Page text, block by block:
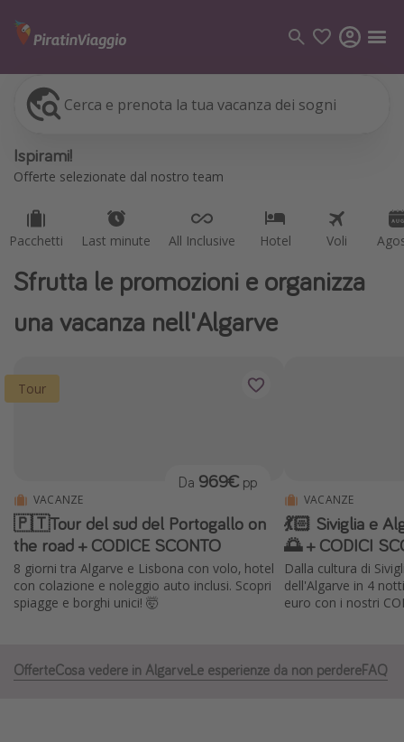
Cerca e prenota la tua vacanza dei sogni
Ispirami!
Offerte selezionate dal nostro team
Pacchetti Last minute All Inclusive Hotel Voli
Pacchetti
Voli
Vacanze
Albania
Tunisia
Malta
Canarie
Capo Verde
Sfrutta le promozioni e organizza
una vacanza nell'Algarve
Tour
VACANZE
🇵🇹Tour del sud del Portogallo on
the road + CODICE SCONTO
8 giorni tra Algarve e Lisbona con volo, hotel
con colazione e noleggio auto inclusi. Scopri
spiagge e borghi unici! 🤯
Da 969€ pp
VACANZE
💃🏻 Siviglia e
🌅 + CODICI
Dalla cultura di
dell'Algarve in 4
euro con i nostri
OfferteCosa vedere in AlgarveLe esperienze da non perdereFAQ